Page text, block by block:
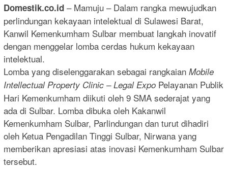
Domestik.co.id – Mamuju – Dalam rangka mewujudkan
perlindungan kekayaan intelektual di Sulawesi Barat,
Kanwil Kemenkumham Sulbar membuat langkah inovatif
dengan menggelar lomba cerdas hukum kekayaan
intelektual.
Lomba yang diselenggarakan sebagai rangkaian Mobile
Intellectual Property Clinic – Legal Expo Pelayanan Publik
Hari Kemenkumham diikuti oleh 9 SMA sederajat yang
ada di Sulbar. Lomba dibuka oleh Kakanwil
Kemenkumham Sulbar, Parlindungan dan turut dihadiri
oleh Ketua Pengadilan Tinggi Sulbar, Nirwana yang
memberikan apresiasi atas inovasi Kemenkumham Sulbar
tersebut.